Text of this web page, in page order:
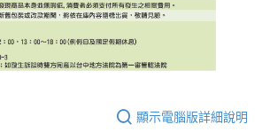
顯示電腦版詳細說明